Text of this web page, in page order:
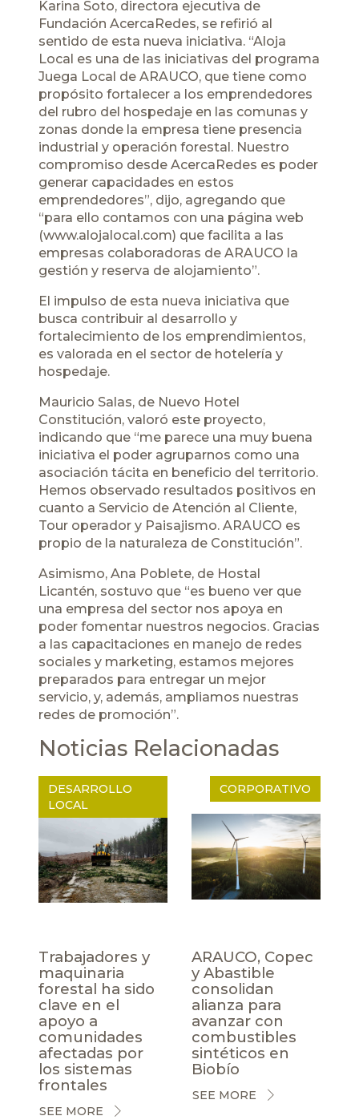
Karina Soto, directora ejecutiva de
Fundación AcercaRedes, se refirió al
sentido de esta nueva iniciativa. “Aloja
Local es una de las iniciativas del programa
Juega Local de ARAUCO, que tiene como
propósito fortalecer a los emprendedores
del rubro del hospedaje en las comunas y
zonas donde la empresa tiene presencia
industrial y operación forestal. Nuestro
compromiso desde AcercaRedes es poder
generar capacidades en estos
emprendedores”, dijo, agregando que
“para ello contamos con una página web
(www.alojalocal.com) que facilita a las
empresas colaboradoras de ARAUCO la
gestión y reserva de alojamiento”.
El impulso de esta nueva iniciativa que
busca contribuir al desarrollo y
fortalecimiento de los emprendimientos,
es valorada en el sector de hotelería y
hospedaje.
Mauricio Salas, de Nuevo Hotel
Constitución, valoró este proyecto,
indicando que “me parece una muy buena
iniciativa el poder agruparnos como una
asociación tácita en beneficio del territorio.
Hemos observado resultados positivos en
cuanto a Servicio de Atención al Cliente,
Tour operador y Paisajismo. ARAUCO es
propio de la naturaleza de Constitución”.
Asimismo, Ana Poblete, de Hostal
Licantén, sostuvo que “es bueno ver que
una empresa del sector nos apoya en
poder fomentar nuestros negocios. Gracias
a las capacitaciones en manejo de redes
sociales y marketing, estamos mejores
preparados para entregar un mejor
servicio, y, además, ampliamos nuestras
redes de promoción”.
Noticias Relacionadas
DESARROLLO
LOCAL
Trabajadores y
maquinaria
forestal ha sido
clave en el
apoyo a
comunidades
afectadas por
los sistemas
frontales
SEE MORE
CORPORATIVO
ARAUCO, Copec
y Abastible
consolidan
alianza para
avanzar con
combustibles
sintéticos en
Biobío
SEE MORE